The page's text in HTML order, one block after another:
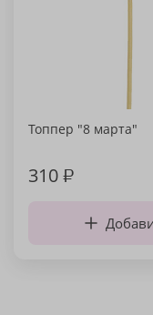
Топпер "8 марта"
310₽